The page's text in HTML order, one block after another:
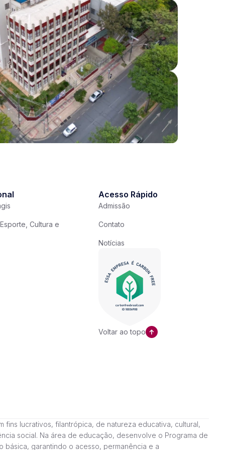
Cultura e
Acesso Rápido
Admissão
Contato
Notícias
Voltar ao topo
fins lucrativos, filantrópica, de natureza educativa, cultural,
social. Na área de educação, desenvolve o Programa de
básica, garantindo o acesso, permanência e a